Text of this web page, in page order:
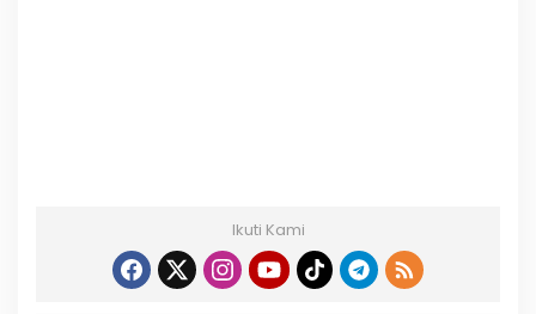
Ikuti Kami